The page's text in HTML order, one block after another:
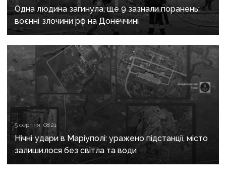
Одна людина загинула, ще 9 зазнали поранень:
воєнні злочини рф на Донеччині
5 серпня, 08:21
Нічні удари в Маріуполі: уражено підстанції, місто
залишилося без світла та води